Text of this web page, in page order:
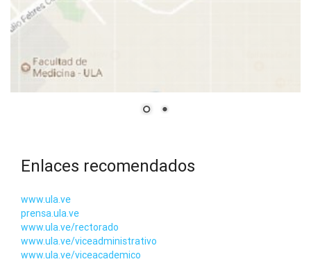
Enlaces recomendados
www.ula.ve
prensa.ula.ve
www.ula.ve/rectorado
www.ula.ve/viceadministrativo
www.ula.ve/viceacademico